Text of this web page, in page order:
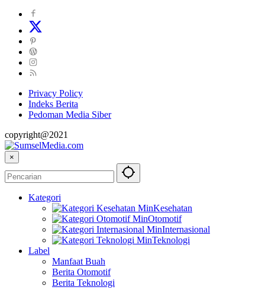
Privacy Policy
Indeks Berita
Pedoman Media Siber
copyright@2021
×
Kategori
Kesehatan
Otomotif
Internasional
Teknologi
Label
Manfaat Buah
Berita Otomotif
Berita Teknologi